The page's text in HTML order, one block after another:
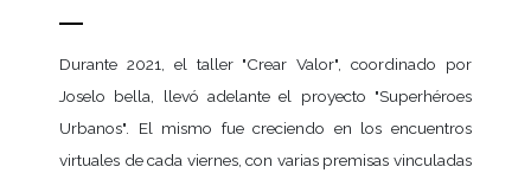
Durante 2021, el taller "Crear Valor", coordinado por
Joselo bella, llevó adelante el proyecto "Superhéroes
Urbanos". El mismo fue creciendo en los encuentros
virtuales de cada viernes, con varias premisas vinculadas